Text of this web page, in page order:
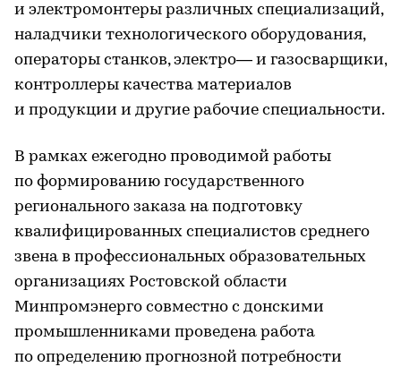
и электромонтеры различных специализаций,
наладчики технологического оборудования,
операторы станков, электро— и газосварщики,
контроллеры качества материалов
и продукции и другие рабочие специальности.
В рамках ежегодно проводимой работы
по формированию государственного
регионального заказа на подготовку
квалифицированных специалистов среднего
звена в профессиональных образовательных
организациях Ростовской области
Минпромэнерго совместно с донскими
промышленниками проведена работа
по определению прогнозной потребности